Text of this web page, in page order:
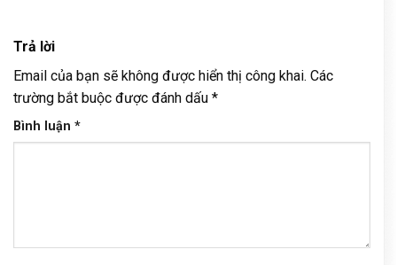
Trả lời
Email của bạn sẽ không được hiển thị công khai. Các
trường bắt buộc được đánh dấu *
Bình luận *